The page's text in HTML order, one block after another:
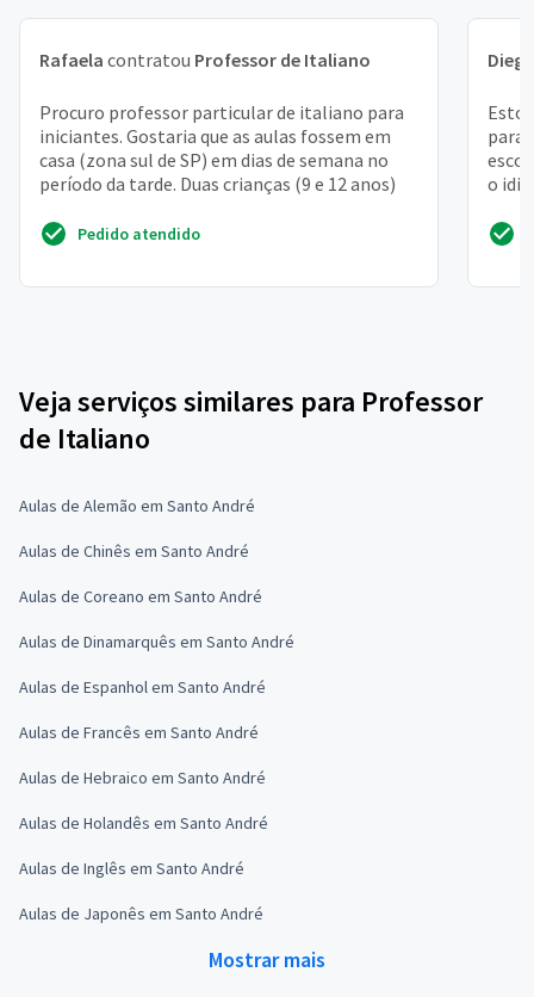
Rafaela contratou Professor de Italiano
Procuro professor particular de italiano para
iniciantes. Gostaria que as aulas fossem em
casa (zona sul de SP) em dias de semana no
período da tarde. Duas crianças (9 e 12 anos)
Pedido atendido
para
o
Veja serviços similares para Professor
de Italiano
Aulas de Alemão em Santo André
Aulas de Chinês em Santo André
Aulas de Coreano em Santo André
Aulas de Dinamarquês em Santo André
Aulas de Espanhol em Santo André
Aulas de Francês em Santo André
Aulas de Hebraico em Santo André
Aulas de Holandês em Santo André
Aulas de Inglês em Santo André
Aulas de Japonês em Santo André
Mostrar mais